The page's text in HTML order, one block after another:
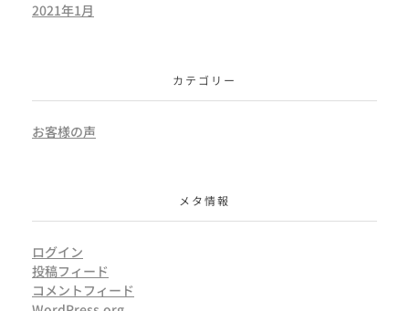
2021年1月
カテゴリー
お客様の声
メタ情報
ログイン
投稿フィード
コメントフィード